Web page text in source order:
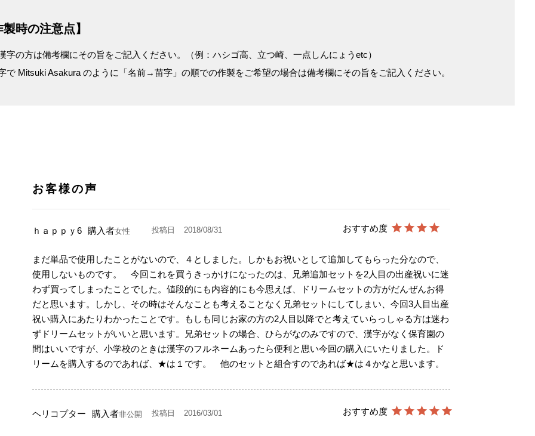
時の注意点】
字の方は備考欄にその旨をご記入ください。（例：ハシゴ高、立つ崎、一点しんにょうetc）
で Mitsuki Asakura のように「名前→苗字」の順での作製をご希望の場合は備考欄にその旨をご記入ください。
ｈａｐｐｙ6 購入者女性 投稿日 2018/08/31
まだ単品で使用したことがないので、４としました。しかもお祝いとして追加してもらった分なので、
使用しないものです。　今回これを買うきっかけになったのは、兄弟追加セットを2人目の出産祝いに迷
わず買ってしまったことでした。値段的にも内容的にも今思えば、ドリームセットの方がだんぜんお得
だと思います。しかし、その時はそんなことも考えることなく兄弟セットにしてしまい、今回3人目出産
祝い購入にあたりわかったことです。もしも同じお家の方の2人目以降でと考えていらっしゃる方は迷わ
ずドリームセットがいいと思います。兄弟セットの場合、ひらがなのみですので、漢字がなく保育園の
間はいいですが、小学校のときは漢字のフルネームあったら便利と思い今回の購入にいたりました。ド
リームを購入するのであれば、★は１です。　他のセットと組合すのであれば★は４かなと思います。
ヘリコプター 購入者非公開 投稿日 2016/03/01